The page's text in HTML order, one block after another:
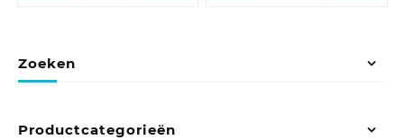
Zoeken
Productcategorieën